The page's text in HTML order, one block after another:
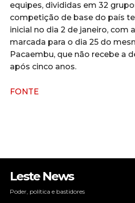
equipes, divididas em 32
competição de base do país
inicial no dia 2 de janeiro, com
marcada para o dia 25 do
Pacaembu, que não recebe a
após cinco anos.
FONTE
Leste News
Poder, política e bastidores